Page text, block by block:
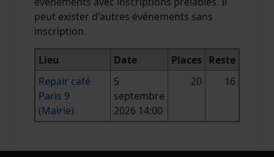
peut exister d'autres événements sans
inscription.
Lieu Date Places Reste
Repair café
Paris 9
(Mairie)
5
septembre
2026 14:00
20 16